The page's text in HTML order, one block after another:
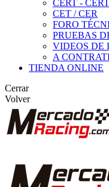
CERT -
CET / CER
FORO
PRUEBAS
VIDEOS DE
A
TIENDA ONLINE
Cerrar
Volver